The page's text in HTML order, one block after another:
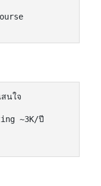
นใจ
~3K/ปี